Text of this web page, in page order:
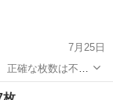
7月25日
正確な枚数は不明
います。